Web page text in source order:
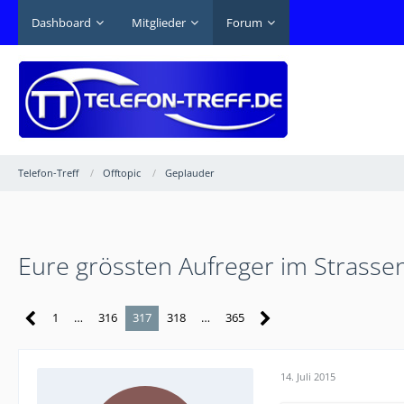
Dashboard Mitglieder Forum
Telefon-Treff Offtopic Geplauder
Eure grössten Aufreger im
1 … 316 317 318 … 365
14. Juli 2015